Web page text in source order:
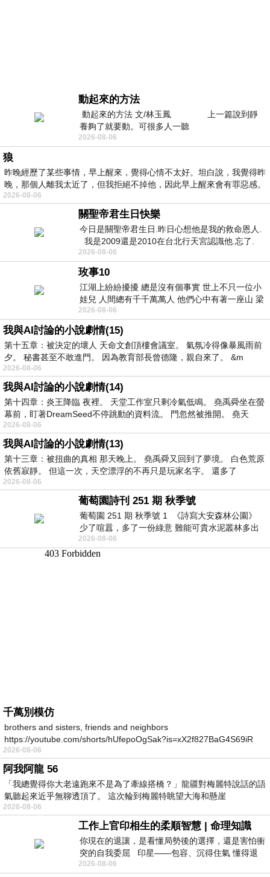
動起來的方法
動起來的方法 文/林玉鳳 上一篇說到靜
養夠了就要動。可很多人一聽
2026-08-06
狼
昨晚經歷了某些事情，早上醒來，覺得心情不太好。坦白說，我覺得昨
晚，那個人離我太近了，但我拒絕不掉他，因此早上醒來會有罪惡感。
2026-08-06
關聖帝君生日快樂
今日是關聖帝君生日.昨日心想他是我的救命恩人.
我是2009還是2010在台北行天宮認識他.忘了.
一個奇摩交友的網友學
2026-08-06
玫事10
江湖上紛紛擾擾 總是沒有個事實 世上不只一位小
娃兒 人間總有千千萬萬人 他們心中有著一座山 梁
山佛山泰華衡恆嵩 一山之高
2026-08-06
我與AI討論的小說劇情(15)
第十五章：被決定的壞人 天命文創頂樓會議室。 氣氛冷得像暴風雨前
夕。 秘書甚至不敢進門。 因為教育部長曾德隆，親自來了。 &m
2026-08-06
我與AI討論的小說劇情(14)
第十四章：炎王降臨 夜裡。 天堂工作室只剩冷氣低鳴。 堯禹舜坐在螢
幕前，盯著DreamSeed不停跳動的資料流。 門忽然被推開。 堯天
2026-08-06
我與AI討論的小說劇情(13)
第十三章：被扭曲的真相 那天晚上。 堯禹舜又回到了夢境。 白色荒原
依舊寂靜。 但這一次，天空漂浮的不再只是玩家名字。 還多了
2026-08-06
葡萄園詩刊 251 期 秋季號
葡萄園 251 期 秋季號 1 《詩寫大安森林公園》
少了喧囂，多了一份綠意 難能可貴水泥叢林多出
一
2026-08-06
千萬別模仿
brothers and sisters, friends and neighbors
https://youtube.com/shorts/hUfepoOgSak?is=xX2f827BaG4S69iR
https
2026-08-06
阿我阿龍 56
「我總覺得你大老遠跑來不是為了牽線搭橋？」龍疆對梅麗特說話的語
氣聽起來近乎無聊透頂了。 這次輪到梅麗特眺望大海和懸崖
2026-08-06
工作上官印相生的柔順智慧 | 命理知識
你現在的退讓，是看懂局勢後的選擇，還是害怕衝
突的自我委屈 印星——包容、沉得住氣 懂得退
一步觀察，不會
2026-08-06